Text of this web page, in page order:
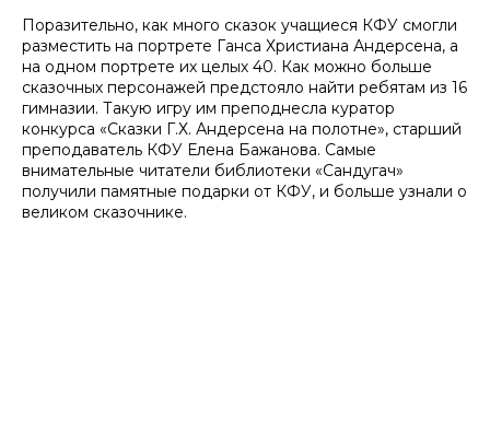
Поразительно, как много сказок учащиеся КФУ смогли
разместить на портрете Ганса Христиана Андерсена, а
на одном портрете их целых 40. Как можно больше
сказочных персонажей предстояло найти ребятам из 16
гимназии. Такую игру им преподнесла куратор
конкурса «Сказки Г.Х. Андерсена на полотне», старший
преподаватель КФУ Елена Бажанова. Самые
внимательные читатели библиотеки «Сандугач»
получили памятные подарки от КФУ, и больше узнали о
великом сказочнике.